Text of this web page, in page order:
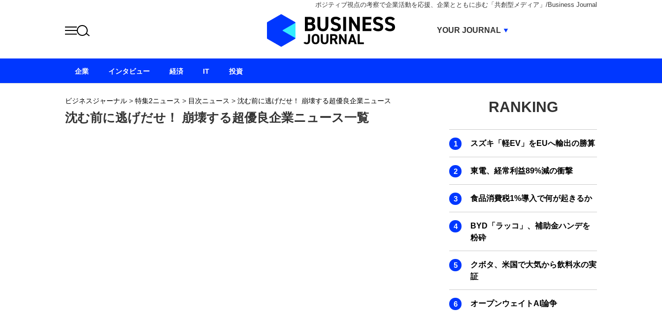
ポジティブ視点の考察で企業活動を応援、企業とともに歩む「共創型メディア」/Business Journal
ビジネスジャーナル > 特集2ニュース > 目次ニュース > 沈む前に逃げだせ！ 崩壊する超優良企業ニュース
沈む前に逃げだせ！ 崩壊する超優良企業ニュース一覧
RANKING
スズキ「軽EV」をEUへ輸出の勝算
東電、経常利益89%減の衝撃
食品消費税1%導入で何が起きるか
BYD「ラッコ」、補助金ハンデを
粉砕
クボタ、米国で大気から飲料水の実
証
オープンウェイトAI論争
企業 インタビュー 経済 IT 投資
YOUR JOURNAL
BUSINESS JOURNAL
IVS JOURNAL
ENERGY MANAGEMENT JOURNAL
INBOUND JOURNAL
LIFE ENDING JOURNAL
AI JOURNAL
REAL ESTATE BROKERAGE JOURNAL
SMART MARKETING JOURNAL
BPaaS JOURNAL
ADOPTABLE DOG JOURNAL